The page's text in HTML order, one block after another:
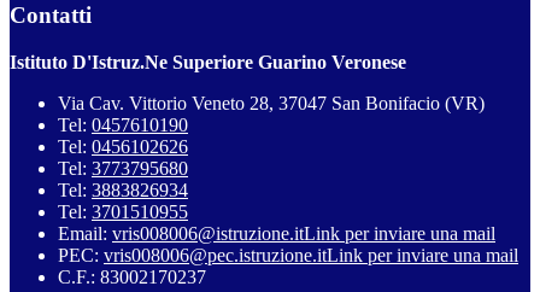
Contatti
Istituto D'Istruz.Ne Superiore Guarino Veronese
Via Cav. Vittorio Veneto 28, 37047 San Bonifacio (VR)
Tel: 0457610190
Tel: 0456102626
Tel: 3773795680
Tel: 3883826934
Tel: 3701510955
Email: vris008006@istruzione.itLink per inviare una mail
PEC: vris008006@pec.istruzione.itLink per inviare una mail
C.F.: 83002170237